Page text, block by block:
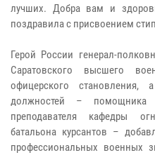
лучших. Добра вам и
поздравила с присвоением
Герой России генерал-
Саратовского высшего
офицерского
должностей – помощника
преподавателя кафедры
батальона курсантов –
профессиональных военных